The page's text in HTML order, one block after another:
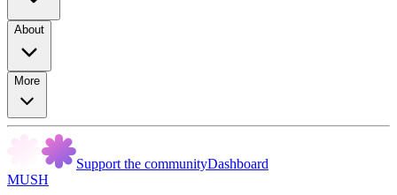
About
More
Support the communityDashboard
MUSH